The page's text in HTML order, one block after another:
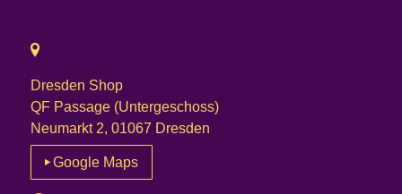
Dresden Shop
QF Passage (Untergeschoss)
Neumarkt 2, 01067 Dresden
Google Maps